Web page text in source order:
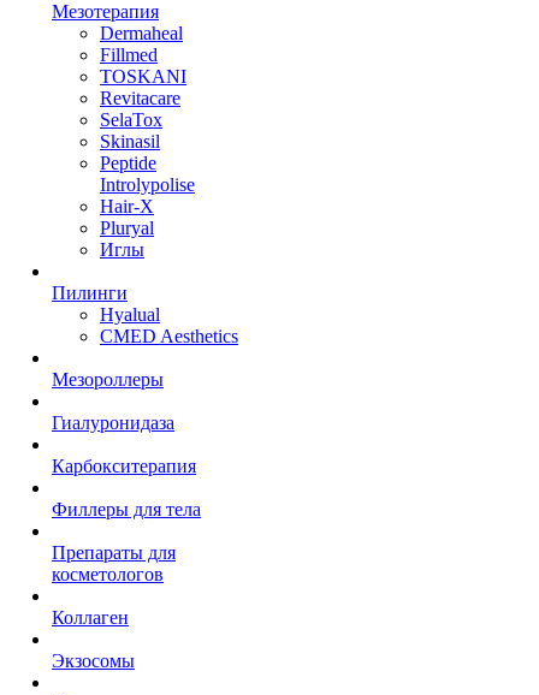
Мезотерапия
Dermaheal
Fillmed
TOSKANI
Revitacare
SelaTox
Skinasil
Peptide
Introlypolise
Hair-X
Pluryal
Иглы
Пилинги
Hyalual
CMED Aesthetics
Мезороллеры
Гиалуронидаза
Карбокситерапия
Филлеры для тела
Препараты для
косметологов
Коллаген
Экзосомы